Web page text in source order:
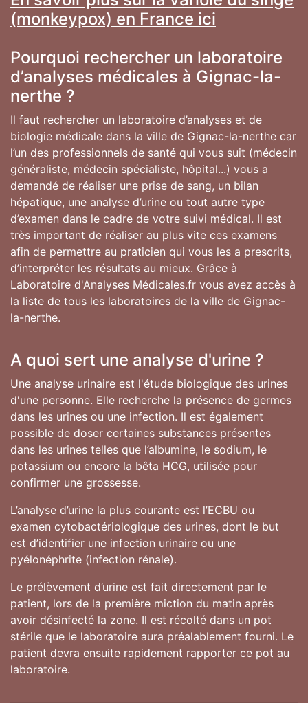
(monkeypox) en France ici
Pourquoi rechercher un laboratoire
d’analyses médicales à Gignac-la-
nerthe ?
Il faut rechercher un laboratoire d’analyses et de
biologie médicale dans la ville de Gignac-la-nerthe car
l’un des professionnels de santé qui vous suit (médecin
généraliste, médecin spécialiste, hôpital...) vous a
demandé de réaliser une prise de sang, un bilan
hépatique, une analyse d’urine ou tout autre type
d’examen dans le cadre de votre suivi médical. Il est
très important de réaliser au plus vite ces examens
afin de permettre au praticien qui vous les a prescrits,
d’interpréter les résultats au mieux. Grâce à
Laboratoire d'Analyses Médicales.fr vous avez accès à
la liste de tous les laboratoires de la ville de Gignac-
la-nerthe.
A quoi sert une analyse d'urine ?
Une analyse urinaire est l'étude biologique des urines
d'une personne. Elle recherche la présence de germes
dans les urines ou une infection. Il est également
possible de doser certaines substances présentes
dans les urines telles que l’albumine, le sodium, le
potassium ou encore la bêta HCG, utilisée pour
confirmer une grossesse.
L’analyse d’urine la plus courante est l’ECBU ou
examen cytobactériologique des urines, dont le but
est d’identifier une infection urinaire ou une
pyélonéphrite (infection rénale).
Le prélèvement d’urine est fait directement par le
patient, lors de la première miction du matin après
avoir désinfecté la zone. Il est récolté dans un pot
stérile que le laboratoire aura préalablement fourni. Le
patient devra ensuite rapidement rapporter ce pot au
laboratoire.